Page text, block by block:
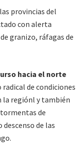
provincias del
con alerta
granizo, ráfagas de
hacia el norte
de condiciones
la regiónl y también
de
de las